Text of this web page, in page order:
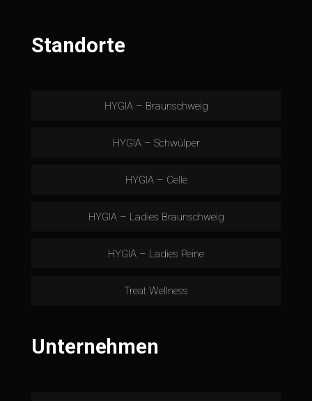
Standorte
HYGIA – Braunschweig
HYGIA – Schwülper
HYGIA – Celle
HYGIA – Ladies Braunschweig
HYGIA – Ladies Peine
Treat Wellness
Unternehmen